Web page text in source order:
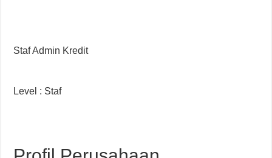
Staf Admin Kredit
Level : Staf